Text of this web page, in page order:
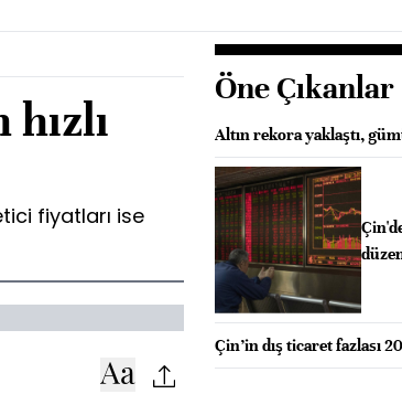
fiyatları ise
Öne Çıkanlar
Altın rekora yaklaştı,
Çin’in dış ticaret fazlası